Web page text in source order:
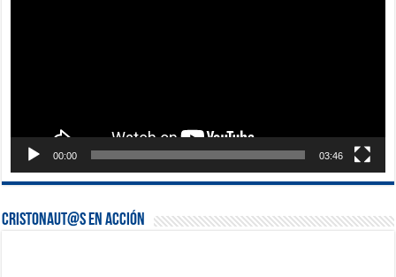
00:00 03:46
Cristonaut@s en Acción